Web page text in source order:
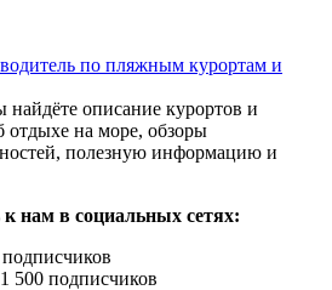
по пляжным курортам и
описание курортов и
отдыхе на море, обзоры
полезную информацию и
к нам в социальных сетях:
500 подписчиков